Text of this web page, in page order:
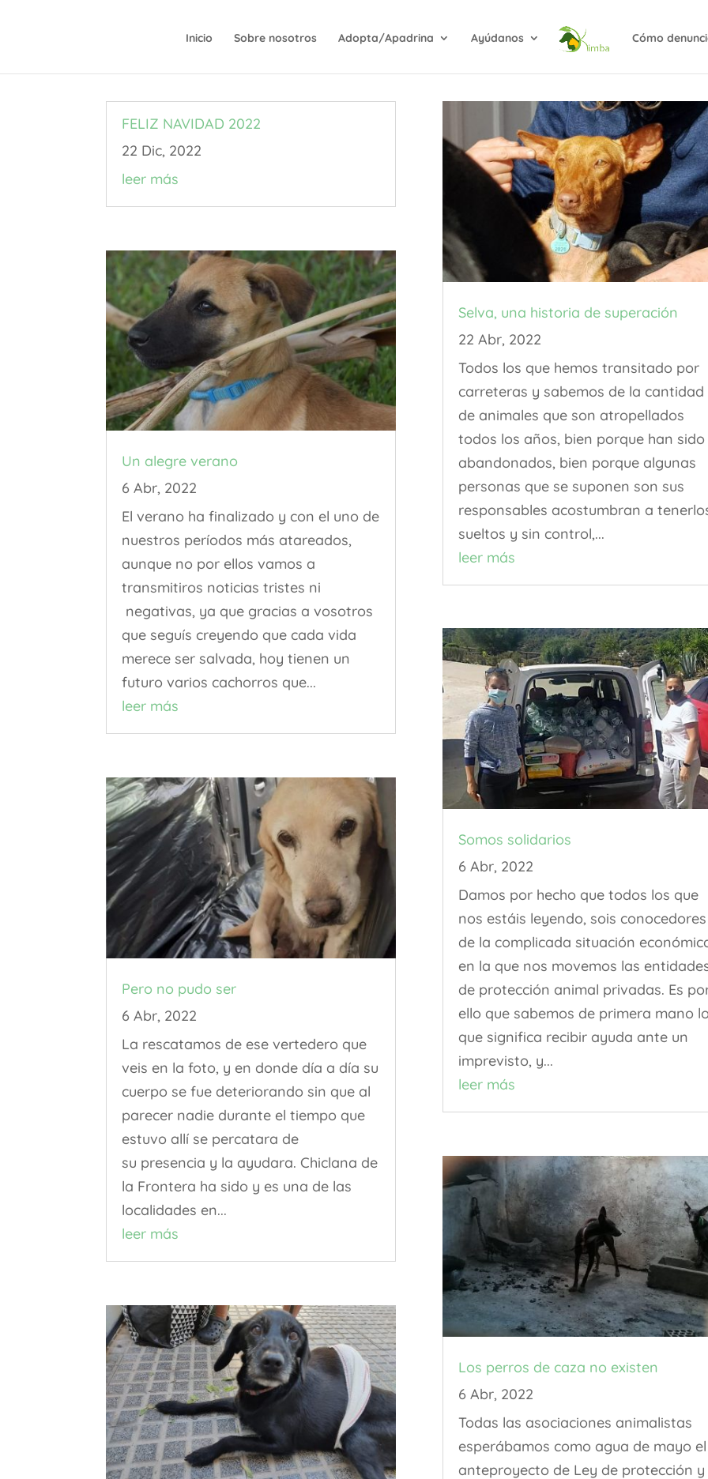
Inicio Sobre nosotros Adopta/Apadrina Ayúdanos Cómo
FELIZ NAVIDAD 2022
22 Dic, 2022
leer más
Un alegre verano
6 Abr, 2022
El verano ha finalizado y con el uno de
nuestros períodos más atareados,
aunque no por ellos vamos a
transmitiros noticias tristes ni
negativas, ya que gracias a vosotros
que seguís creyendo que cada vida
merece ser salvada, hoy tienen un
futuro varios cachorros que...
leer más
Pero no pudo ser
6 Abr, 2022
La rescatamos de ese vertedero que
veis en la foto, y en donde día a día su
cuerpo se fue deteriorando sin que al
parecer nadie durante el tiempo que
estuvo allí se percatara de
su presencia y la ayudara. Chiclana de
la Frontera ha sido y es una de las
localidades en...
leer más
Selva, una historia de superación
22 Abr, 2022
Todos los que hemos transitado por
carreteras y sabemos de la cantidad
de animales que son atropellados
todos los años, bien porque han sido
abandonados, bien porque algunas
personas que se suponen son sus
responsables acostumbran a
sueltos y sin control,...
leer más
Somos solidarios
6 Abr, 2022
Damos por hecho que todos los que
nos estáis leyendo, sois conocedores
de la complicada situación
en la que nos movemos las
de protección animal privadas. Es
ello que sabemos de primera mano
que significa recibir ayuda ante un
imprevisto, y...
leer más
Los perros de caza no existen
6 Abr, 2022
Todas las asociaciones animalistas
esperábamos como agua de mayo el
anteproyecto de Ley de protección y